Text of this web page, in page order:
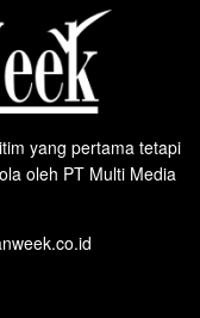
yang pertama tetapi
oleh PT Multi Media